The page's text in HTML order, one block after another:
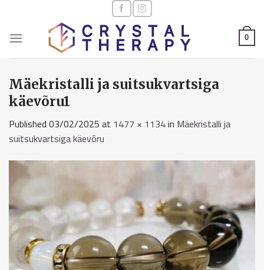
content
0
Mäekristalli ja suitsukvartsiga
käevõru1
Published 03/02/2025 at 1477 × 1134in Mäekristalli ja
suitsukvartsiga käevõru